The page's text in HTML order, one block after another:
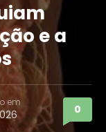
e a
em
0